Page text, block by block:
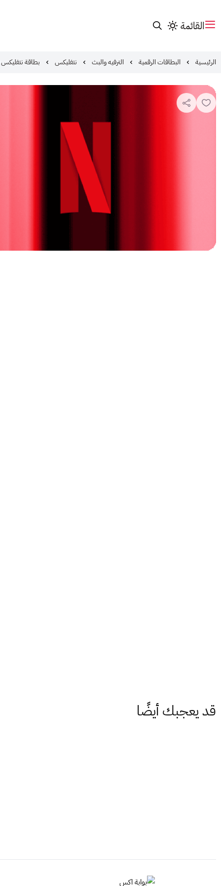
القائمة
الرئيسية البطاقات الرقمية الترفيه والبث نتفليكس بطاقة نتفليكس 300 ريال سعودي
قد يعجبك أيضًا